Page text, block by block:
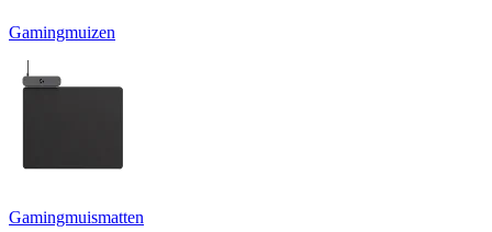
Gamingmuizen
Gamingmuismatten